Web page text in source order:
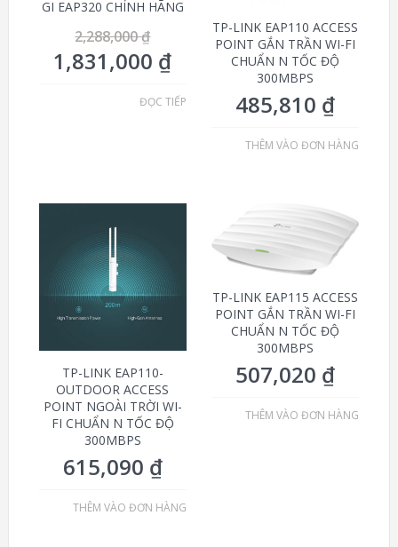
GI EAP320 CHÍNH HÃNG
2,288,000₫
1,831,000 ₫
ĐỌC TIẾP
TP-LINK EAP110 ACCESS
POINT GẮN TRẦN WI-FI
CHUẨN N TỐC ĐỘ
300MBPS
485,810 ₫
THÊM VÀO ĐƠN HÀNG
TP-LINK EAP110-
OUTDOOR ACCESS
POINT NGOÀI TRỜI WI-
FI CHUẨN N TỐC ĐỘ
300MBPS
615,090 ₫
THÊM VÀO ĐƠN HÀNG
TP-LINK EAP115 ACCESS
POINT GẮN TRẦN WI-FI
CHUẨN N TỐC ĐỘ
300MBPS
507,020 ₫
THÊM VÀO ĐƠN HÀNG